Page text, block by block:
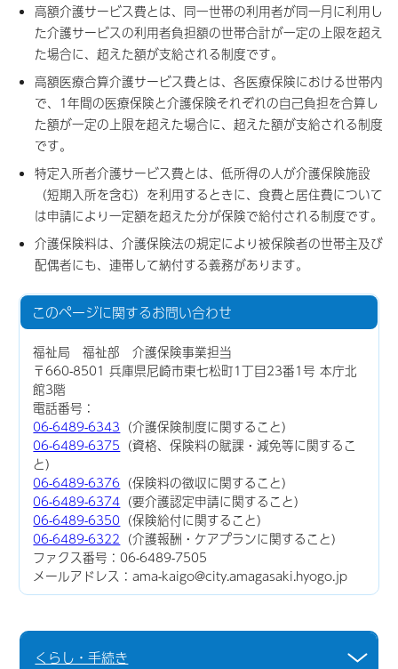
高額介護サービス費とは、同一世帯の利用者が同一月に利用し
た介護サービスの利用者負担額の世帯合計が一定の上限を超え
た場合に、超えた額が支給される制度です。
高額医療合算介護サービス費とは、各医療保険における世帯内
で、1年間の医療保険と介護保険それぞれの自己負担を合算し
た額が一定の上限を超えた場合に、超えた額が支給される制度
です。
特定入所者介護サービス費とは、低所得の人が介護保険施設
（短期入所を含む）を利用するときに、食費と居住費について
は申請により一定額を超えた分が保険で給付される制度です。
介護保険料は、介護保険法の規定により被保険者の世帯主及び
配偶者にも、連帯して納付する義務があります。
このページに関するお問い合わせ
福祉局 福祉部 介護保険事業担当
〒660-8501 兵庫県尼崎市東七松町1丁目23番1号 本庁北
館3階
電話番号：
06-6489-6343 （介護保険制度に関すること）
06-6489-6375 （資格、保険料の賦課・減免等に関するこ
と）
06-6489-6376 （保険料の徴収に関すること）
06-6489-6374 （要介護認定申請に関すること）
06-6489-6350 （保険給付に関すること）
06-6489-6322 （介護報酬・ケアプランに関すること）
ファクス番号：06-6489-7505
メールアドレス：ama-kaigo@city.amagasaki.hyogo.jp
くらし・手続き